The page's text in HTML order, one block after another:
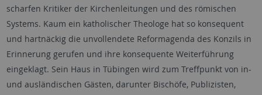
scharfen Kritiker der Kirchenleitungen und des römischen
Systems. Kaum ein katholischer Theologe hat so konsequent
und hartnäckig die unvollendete Reformagenda des Konzils in
Erinnerung gerufen und ihre konsequente Weiterführung
eingeklagt. Sein Haus in Tübingen wird zum Treffpunkt von in-
und ausländischen Gästen, darunter Bischöfe, Publizisten,